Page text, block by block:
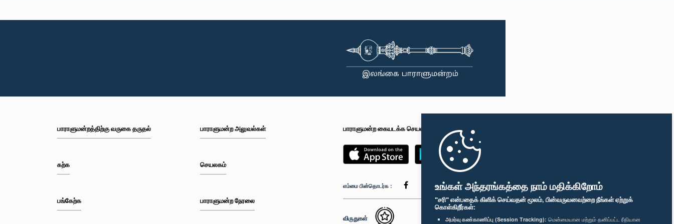
உங்கள் அந்தரங்கத்தை நாம் மதிக்கிறோம்
"சரி" என்பதைக் கிளிக் செய்வதன் மூலம், பின்வருவனவற்றை நீங்கள் ஏற்றுக்
கொள்கிறீர்கள்:
அமர்வு கண்காணிப்பு (Session Tracking): மென்மையான மற்றும் தனிப்பட்ட ரீதியான
கௌரவ மனுஷ நாணாயக்கார,
குணசேக்கர, பா.உ.,, பா.உ.
கௌரவ அஜித் பி. பெரேரா, பா.உ.
கௌரவ சட்டத்தரணி ரஊப் ஹகீம்,
பா.உ.
பாராளுமன்றத்திற்கு வருகை தருதல்
கற்க
பங்கேற்க
பாராளுமன்ற அலுவல்கள்
செயலகம்
பாராளுமன்ற நேரலை
பாராளுமன்ற கையடக்க செயலி
எம்மை பின்தொடர்க :
விருதுகள்